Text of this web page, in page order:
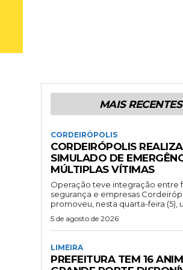
MAIS RECENTES
CORDEIRÓPOLIS
CORDEIRÓPOLIS REALIZA
SIMULADO DE
MÚLTIPLAS VÍTIMAS
Operação teve integração entre
segurança e empresas Cordeirópolis
promoveu, nesta quarta-feira (5),
5 de agosto de 2026
LIMEIRA
PREFEITURA TEM 16